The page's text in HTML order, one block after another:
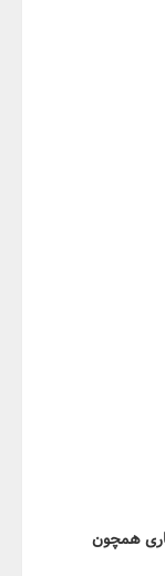
عمودی ۲۰ ادیب و شاعر معاصر ایرانی صاحب آثاری‬‫ همچون